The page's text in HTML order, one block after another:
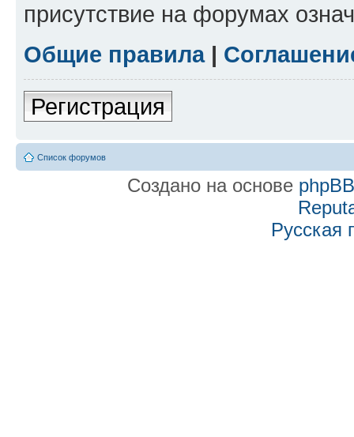
присутствие на форумах
Общие правила|
Регистрация
Список форумов
Создано на основе phpBB
Русская